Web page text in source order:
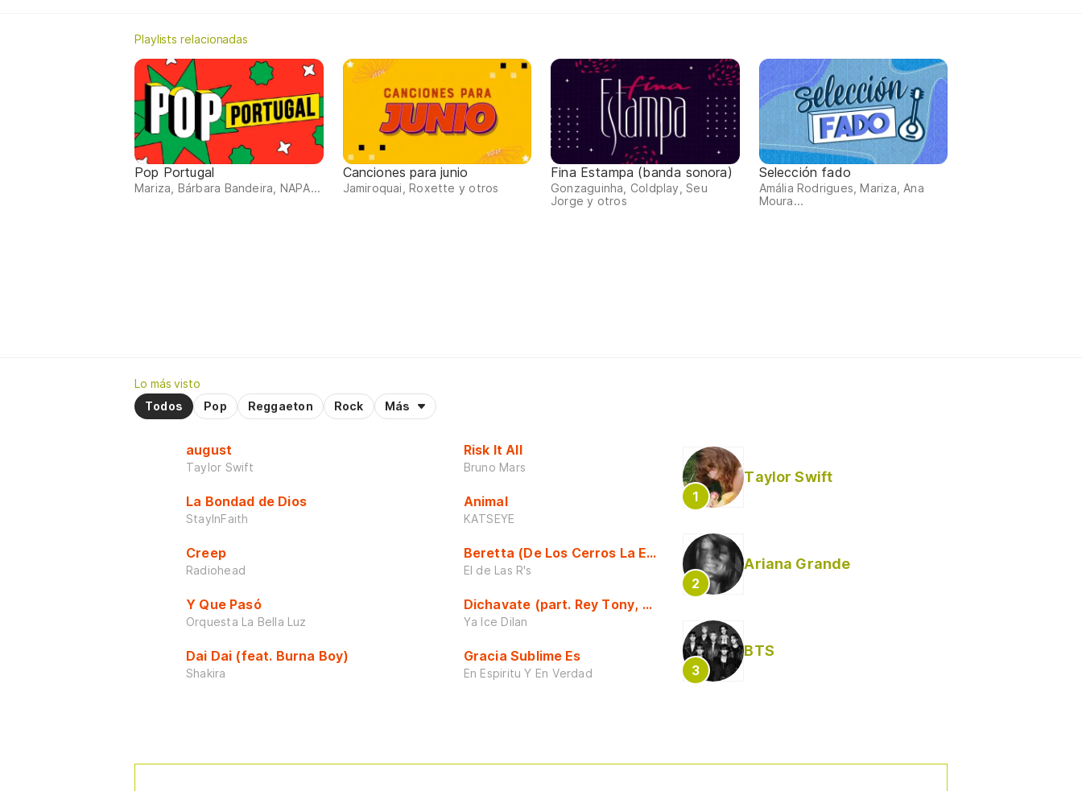
Playlists relacionadas
Pop Portugal
Mariza, Bárbara Bandeira, NAPA...
Canciones para junio
Jamiroquai, Roxette y otros
Fina Estampa (banda sonora)
Gonzaguinha, Coldplay, Seu
Jorge y otros
Selección fado
Amália Rodrigues, Mariza, Ana
Moura...
Lo más visto
Todos
Pop Reggaeton Rock Más
august
Taylor Swift
La Bondad de Dios
StayInFaith
Creep
Radiohead
Y Que Pasó
Orquesta La Bella Luz
Dai Dai (feat. Burna Boy)
Shakira
Risk It All
Bruno Mars
Animal
KATSEYE
Beretta (De Los Cerros La Escuela)
El de Las R's
Dichavate (part. Rey Tony, Dj Honda y Helabusador) [explícita]
Ya Ice Dilan
Gracia Sublime Es
En Espiritu Y En Verdad
Taylor Swift
Ariana Grande
BTS